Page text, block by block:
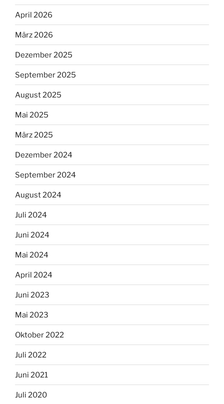
April 2026
März 2026
Dezember 2025
September 2025
August 2025
Mai 2025
März 2025
Dezember 2024
September 2024
August 2024
Juli 2024
Juni 2024
Mai 2024
April 2024
Juni 2023
Mai 2023
Oktober 2022
Juli 2022
Juni 2021
Juli 2020